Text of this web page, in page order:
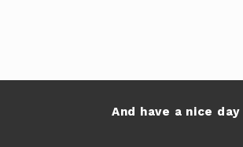
And have a nice day